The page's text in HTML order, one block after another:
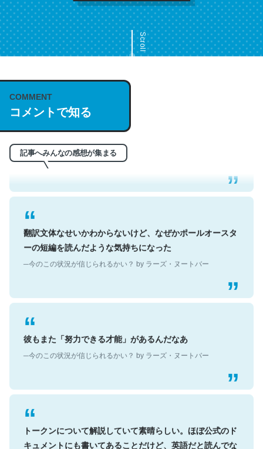
Scroll
COMMENT
コメントで知る
記事へみんなの感想が集まる
これは名文。彼はとてもクレバーなんだろうなと凄く思
う。英語少しでも読める人は原文もお勧め。自分はこの流
─今のこの状況が信じられるかい？ by ラーズ・ヌートバー
翻訳文体なせいかわからないけど、なぜかポールオースタ
ーの短編を読んだような気持ちになった
彼もまた「努力できる才能」があるんだなあ
トークンについて解説していて素晴らしい。ほぼ公式のド
キュメントにも書いてあることだけど、英語だと読んでな